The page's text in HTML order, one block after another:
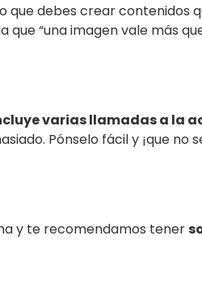
que debes crear contenidos
que “una imagen vale más
varias llamadas a la
Pónselo fácil y ¡que no
y te recomendamos tener